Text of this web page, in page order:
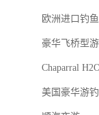
欧洲进口钓
豪华飞桥型
Chaparral
美国豪华游